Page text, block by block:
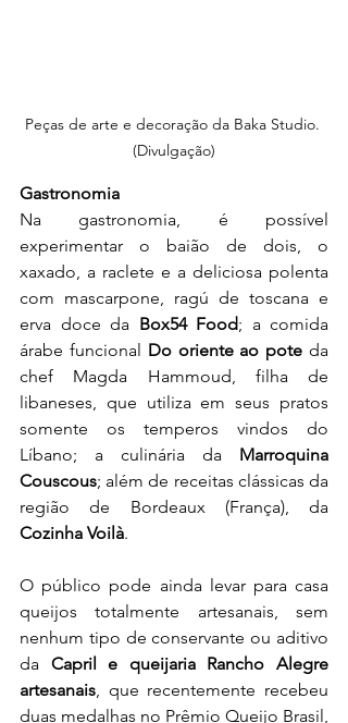
Peças de arte e decoração da Baka Studio.
(Divulgação)
Gastronomia
Na gastronomia, é possível
experimentar o baião de dois, o
xaxado, a raclete e a deliciosa polenta
com mascarpone, ragú de toscana e
erva doce da Box54 Food; a comida
árabe funcional Do oriente ao pote da
chef Magda Hammoud, filha de
libaneses, que utiliza em seus pratos
somente os temperos vindos do
Líbano; a culinária da Marroquina
Couscous; além de receitas clássicas da
Cozinha Voilà.
O público pode ainda levar para casa
queijos totalmente artesanais, sem
nenhum tipo de conservante ou aditivo
da Capril e queijaria Rancho Alegre
artesanais, que recentemente recebeu
duas medalhas no Prêmio Queijo Brasil,